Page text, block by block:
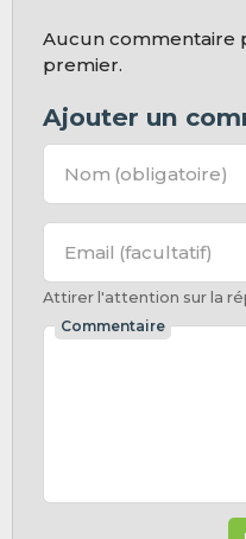
Aucun commentaire
premier.
Ajouter un
Nom (obligatoire)
Email (facultatif)
Attirer l'attention sur la
Commentaire